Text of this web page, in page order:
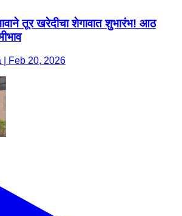
तूर खरेदीचा शेगावात शुभारंभ! आठ
| Feb 20, 2026